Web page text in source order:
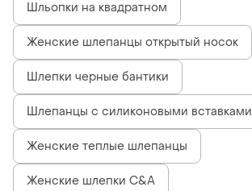
Шльопки на квадратном
Женские шлепанцы открытый носок
Шлепки черные бантики
Шлепанцы с силиконовыми вставками
Женские теплые шлепанцы
Женские шлепки C&A